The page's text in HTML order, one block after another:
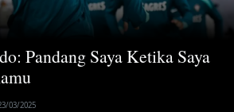
Pandang Saya Ketika Saya
03/2025